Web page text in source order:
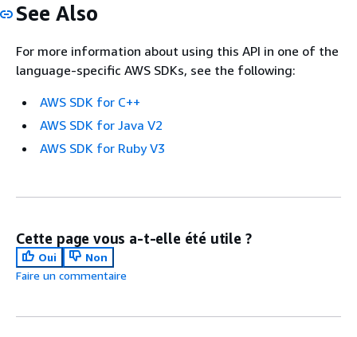
See Also
For more information about using this API in one of the
language-specific AWS SDKs, see the following:
AWS SDK for C++
AWS SDK for Java V2
AWS SDK for Ruby V3
Cette page vous a-t-elle été utile ?
Oui
Non
Faire un commentaire